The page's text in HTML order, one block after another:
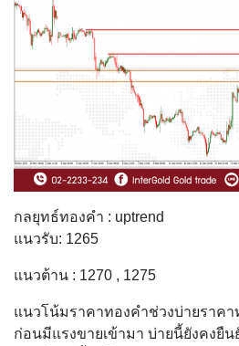
กลยุทธ์ทองคำ : uptrend
แนวรับ: 1265
แนวต้าน : 1270 , 1275
แนวโน้มราคาทองคำช่วงบ่ายราค
ก่อนมีแรงขายเข้ามา บ่ายนี้ยังคงยื